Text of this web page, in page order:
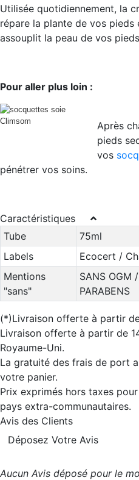
Utilisée quotidiennement, la
répare la plante de vos
assouplit la peau de vos
Pour aller plus loin :
Après
pieds
vos
pénétrer vos soins.
Caractéristiques
Tube
75ml
Labels
Ecocert /
Mentions
"sans"
SANS OGM
PARABENS
(*)Livraison offerte à partir
Livraison offerte à partir de
Royaume-Uni.
La gratuité des frais de port
votre panier.
Prix exprimés hors taxes
pays extra-communautaires.
Avis des Clients
Déposez Votre Avis
Aucun Avis déposé pour le